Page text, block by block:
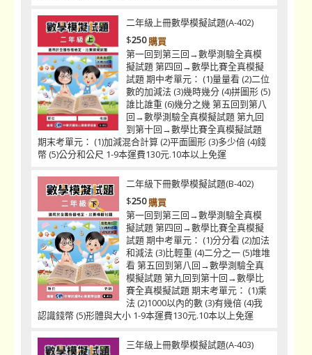
二年級上冊數學模擬試題(A-402)
$250購買
第一回到第三回→數學測驗全真模
擬試題 第四回→數學比賽全真模擬
試題 期中考單元： (1)量量看 (2)二位
數的加減法 (3)幾時幾分 (4)拼圖形 (5)
誰比誰重 (6)幾分之幾 第五回到第八
回→數學測驗全真模擬試題 第九回
到第十回→數學比賽全真模擬試題
期末考單元： (1)加減混合計算 (2)平面圖形 (3)多少倍 (4)錢
幣 (5)公分和公尺 1-9本運費130元.10本以上免運
二年級下冊數學模擬試題(B-402)
$250購買
第一回到第三回→數學測驗全真模
擬試題 第四回→數學比賽全真模擬
試題 期中考單元： (1)分分看 (2)加法
和減法 (3)比輕重 (4)二分之一 (5)堆堆
看 第五回到第八回→數學測驗全真
模擬試題 第九回到第十回→數學比
賽全真模擬試題 期末考單元： (1)乘
法 (2)1000以內的數 (3)有幾倍 (4)我
認識錢幣 (5)形體與大小 1-9本運費130元.10本以上免運
三年級上冊數學模擬試題(A-403)